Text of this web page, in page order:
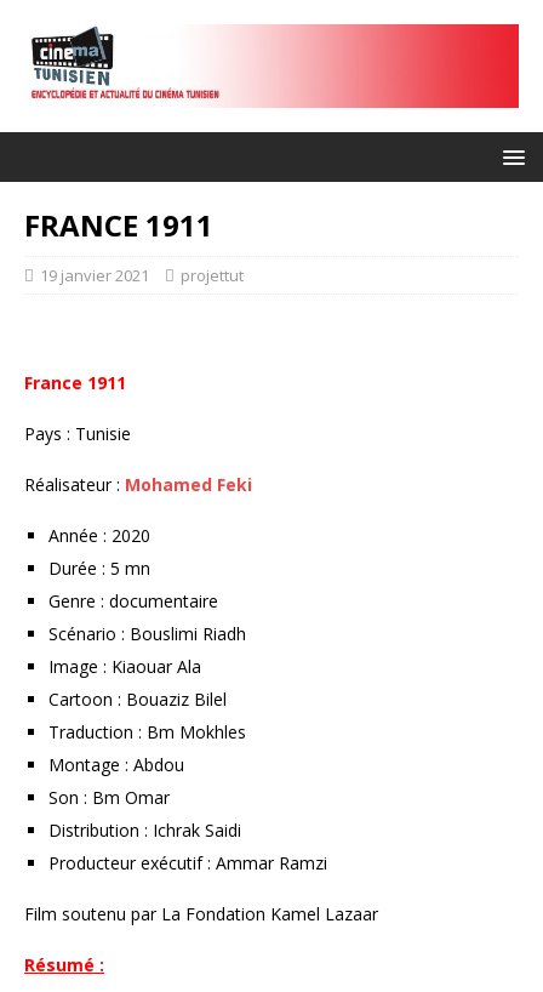
FRANCE 1911
19 janvier 2021 projettut
France 1911
Pays : Tunisie
Réalisateur : Mohamed Feki
Année : 2020
Durée : 5 mn
Genre : documentaire
Scénario : Bouslimi Riadh
Image : Kiaouar Ala
Cartoon : Bouaziz Bilel
Traduction : Bm Mokhles
Montage : Abdou
Son : Bm Omar
Distribution : Ichrak Saidi
Producteur exécutif : Ammar Ramzi
Film soutenu par La Fondation Kamel Lazaar
Résumé :